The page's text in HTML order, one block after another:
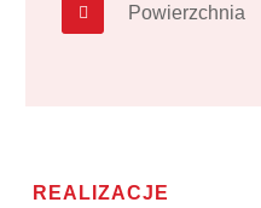
Powierzchnia
REALIZACJE